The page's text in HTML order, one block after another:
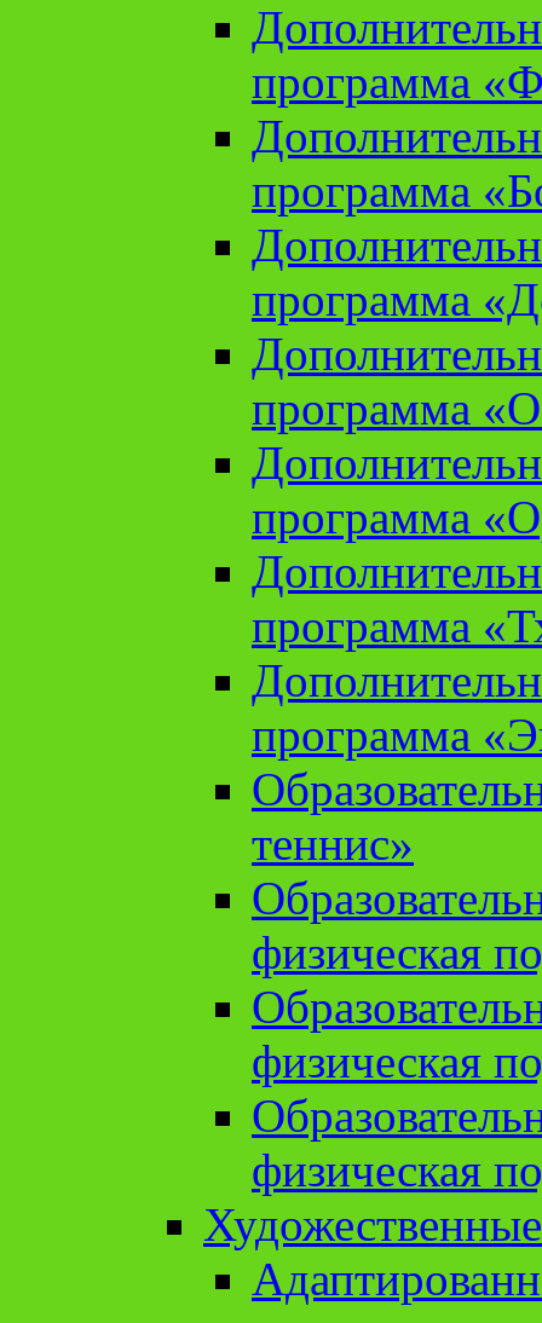
программа
программа
программа
программа
программа
программа
программа
теннис»
физическая
физическая
физическая
Художественные